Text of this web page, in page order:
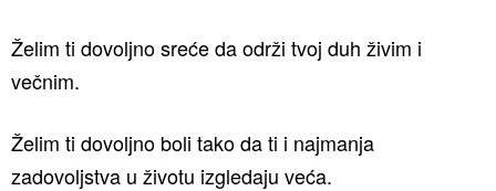
Želim ti dovoljno sreće da održi tvoj duh živim i
večnim.
Želim ti dovoljno boli tako da ti i najmanja
zadovoljstva u životu izgledaju veća.